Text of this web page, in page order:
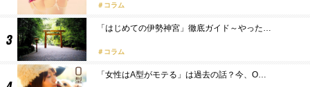
コラム
「はじめての伊勢神宮」徹底ガイド～やった…
コラム
「女性はA型がモテる」は過去の話？今、O…